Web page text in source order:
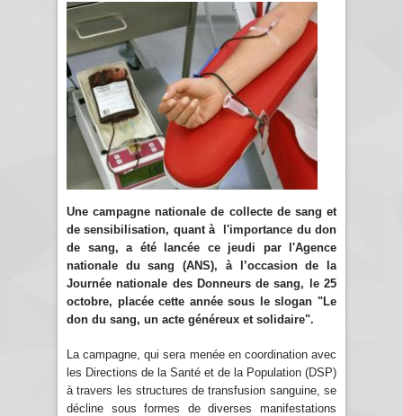
Une campagne nationale de collecte de sang et
de sensibilisation, quant à l'importance du don
de sang, a été lancée ce jeudi par l'Agence
nationale du sang (ANS), à l’occasion de la
Journée nationale des Donneurs de sang, le 25
octobre, placée cette année sous le slogan "Le
don du sang, un acte généreux et solidaire".
La campagne, qui sera menée en coordination avec
les Directions de la Santé et de la Population (DSP)
à travers les structures de transfusion sanguine, se
décline sous formes de diverses manifestations